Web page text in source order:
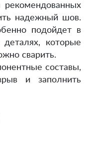
рекомендованных
надежный шов.
подойдет в
которые
сварить.
составы,
и заполнить